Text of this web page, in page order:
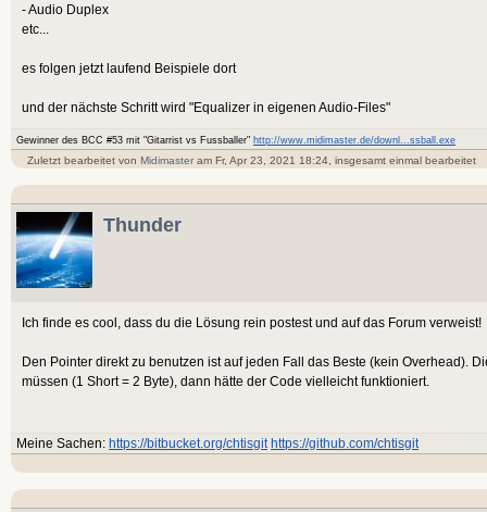
- Audio Duplex
etc...
es folgen jetzt laufend Beispiele dort
und der nächste Schritt wird "Equalizer in eigenen Audio-Files"
Gewinner des BCC #53 mit "Gitarrist vs Fussballer" http://www.midimaster.de/downl...ssball.exe
Zuletzt bearbeitet von Midimasteram Fr, Apr 23, 2021 18:24, insgesamt einmal bearbeitet
Thunder
Ich finde es cool, dass du die Lösung rein postest und auf das Forum verweist!
Den Pointer direkt zu benutzen ist auf jeden Fall das Beste (kein Overhead).
müssen (1 Short = 2 Byte), dann hätte der Code vielleicht funktioniert.
Meine Sachen: https://bitbucket.org/chtisgit https://github.com/chtisgit